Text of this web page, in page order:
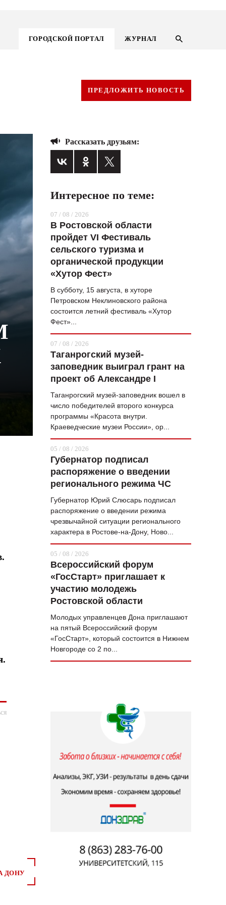
ГОРОДСКОЙ ПОРТАЛ ЖУРНАЛ
ГОРОДСКОЙ ПОРТАЛ
ВОПРОС НЕДЕЛИ
СТИЛЬ ЖИЗНИ
ХАЙП
ЧЕЛОВЕК ОСОБЕННЫЙ
КУЛЬТ ЕДЫ
АФИША
ЖУРНАЛ
ПРЕДЛОЖИТЬ НОВОСТЬ
ДОНУ
Рассказать друзьям:
Интересное по теме:
07 / 08 / 2026
В Ростовской области
пройдет VI Фестиваль
сельского туризма и
органической продукции
«Хутор Фест»
В субботу, 15 августа, в хуторе
Петровском Неклиновского района
состоится летний фестиваль «Хутор
Фест»...
07 / 08 / 2026
Таганрогский музей-
заповедник выиграл грант на
проект об Александре I
Таганрогский музей-заповедник вошел в
число победителей второго конкурса
программы «Красота внутри.
Краеведческие музеи России», ор...
05 / 08 / 2026
Губернатор подписал
распоряжение о введении
регионального режима ЧС
Губернатор Юрий Слюсарь подписал
распоряжение о введении режима
чрезвычайной ситуации регионального
характера в Ростове-на-Дону, Ново...
05 / 08 / 2026
Всероссийский форум
«ГосСтарт» приглашает к
участию молодежь
Ростовской области
Молодых управленцев Дона приглашают
на пятый Всероссийский форум
«ГосСтарт», который состоится в Нижнем
Новгороде со 2 по...